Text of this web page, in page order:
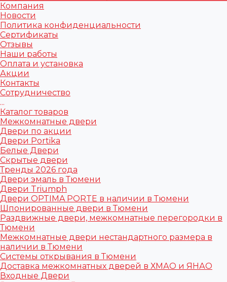
Компания
Новости
Политика конфиденциальности
Сертификаты
Отзывы
Наши работы
Оплата и установка
Акции
Контакты
Сотрудничество
...
Каталог товаров
Межкомнатные двери
Двери по акции
Двери Portika
Белые Двери
Скрытые двери
Тренды 2026 года
Двери эмаль в Тюмени
Двери Triumph
Двери OPTIMA PORTE в наличии в Тюмени
Шпонированные двери в Тюмени
Раздвижные двери, межкомнатные перегородки в
Тюмени
Межкомнатные двери нестандартного размера в
наличии в Тюмени
Системы открывания в Тюмени
Доставка межкомнатных дверей в ХМАО и ЯНАО
Входные Двери